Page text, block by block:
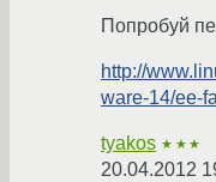
Попробуй
http://
ware-14/ee-
tyakos ★★★
20.04.2012